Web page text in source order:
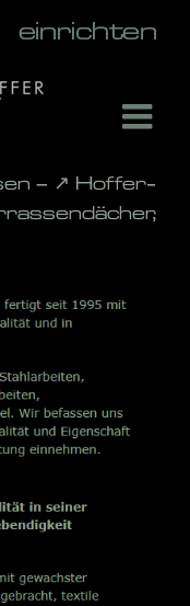
– ↗️ Hoffer-